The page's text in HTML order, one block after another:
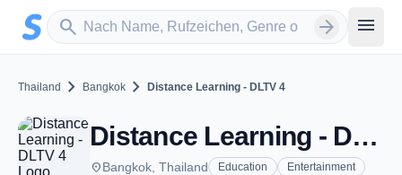
Zum Hauptinhalt springen
search
Sender suchen arrow_forward menu
Thailand chevron_right Bangkok chevron_right Distance Learning - DLTV 4
Distance Learning - DLTV 4 - Bangkok
placeBangkok, Thailand Education
Entertainment